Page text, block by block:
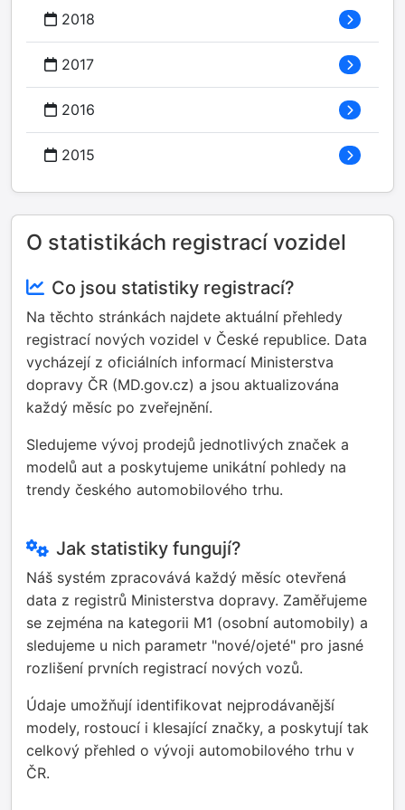
2018
2017
2016
2015
O statistikách registrací vozidel
Co jsou statistiky registrací?
Na těchto stránkách najdete aktuální přehledy
registrací nových vozidel v České republice. Data
vycházejí z oficiálních informací Ministerstva
dopravy ČR (MD.gov.cz) a jsou aktualizována
každý měsíc po zveřejnění.
Sledujeme vývoj prodejů jednotlivých značek a
modelů aut a poskytujeme unikátní pohledy na
trendy českého automobilového trhu.
Jak statistiky fungují?
Náš systém zpracovává každý měsíc otevřená
data z registrů Ministerstva dopravy. Zaměřujeme
se zejména na kategorii M1 (osobní automobily) a
sledujeme u nich parametr "nové/ojeté" pro jasné
rozlišení prvních registrací nových vozů.
Údaje umožňují identifikovat nejprodávanější
modely, rostoucí i klesající značky, a poskytují tak
celkový přehled o vývoji automobilového trhu v
ČR.